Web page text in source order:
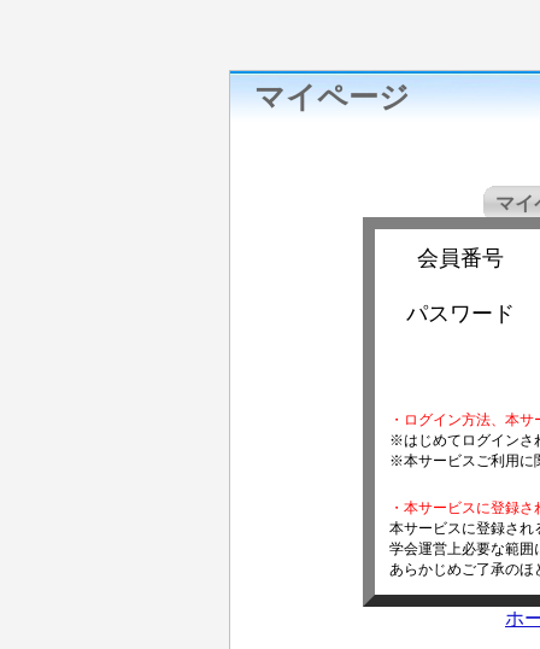
マイページ
マイ
会員番号
パスワード
・ログイン方法、本
※はじめてログインさ
※本サービスご利用に
・本サービスに登録
本サービスに登録され
学会運営上必要な範囲
あらかじめご了承のほ
ホ